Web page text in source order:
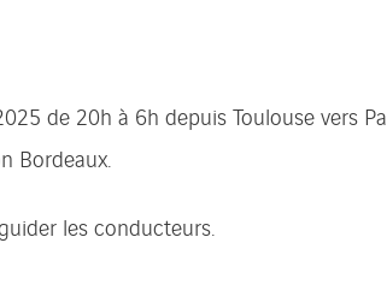
de 20h à 6h depuis Toulouse vers
Bordeaux.
les conducteurs.